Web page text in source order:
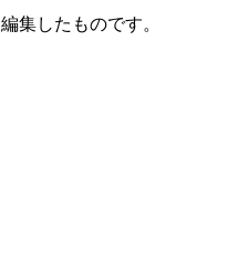
集したものです。